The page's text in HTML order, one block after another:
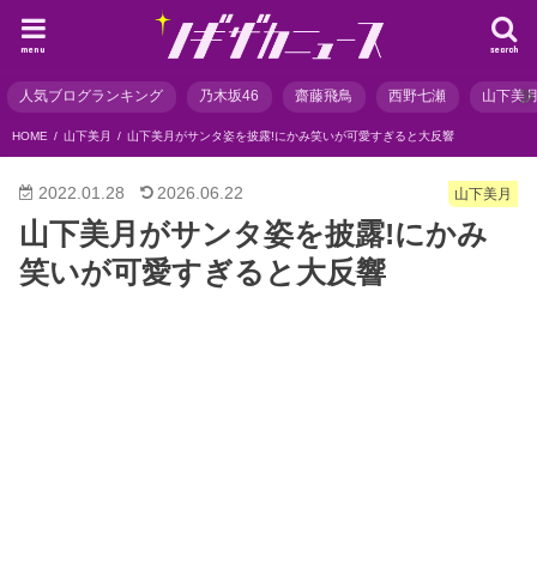
search
menu
人気ブログランキング 乃木坂46 齋藤飛鳥 西野七瀬 山下美
HOME 山下美月 山下美月がサンタ姿を披露!にかみ笑いが可愛すぎると大反響
山下美月
2022.01.28 2026.06.22
山下美月がサンタ姿を披露!にかみ
笑いが可愛すぎると大反響